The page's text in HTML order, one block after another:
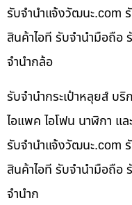
รับจํานําแจ้งวัฒนะ.com
สินค้าไอที รับจำนำมือถือ
จำนำกล้อ
รับจำนำกระเป๋าหลุยส์ บ
ไอแพค ไอโฟน นาฬิกา แ
รับจํานําแจ้งวัฒนะ.com
สินค้าไอที รับจำนำมือถือ
จำนำก